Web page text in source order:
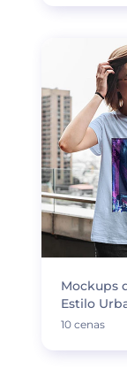
Mockups
Estilo
10 cenas